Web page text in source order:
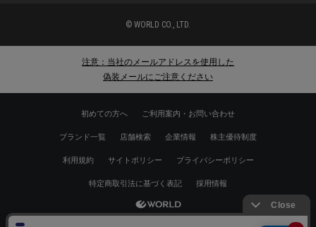
© WORLD CO., LTD.
注意：当社のメールアドレスを使用した
偽装メールにご注意ください
初めての方へ ご利用案内・お問い合わせ
ブランド一覧 店舗検索 企業情報 株主優待制度
利用規約 サイトポリシー プライバシーポリシー
特定商取引法に基づく表記 採用情報